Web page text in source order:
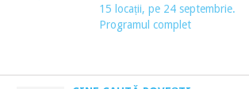
15 locații, pe 24 septembrie.
Programul complet